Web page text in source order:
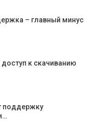
– главный минус
к скачиванию
поддержку